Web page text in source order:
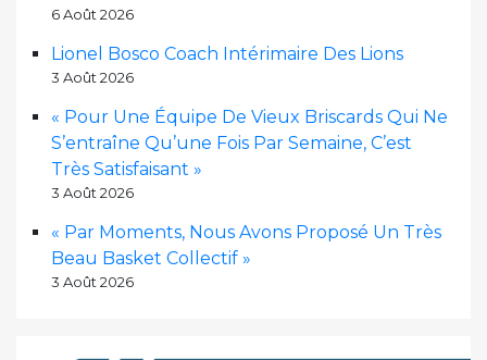
6 Août 2026
Lionel Bosco Coach Intérimaire Des Lions
3 Août 2026
« Pour Une Équipe De Vieux Briscards Qui Ne
S’entraîne Qu’une Fois Par Semaine, C’est
Très Satisfaisant »
3 Août 2026
« Par Moments, Nous Avons Proposé Un Très
Beau Basket Collectif »
3 Août 2026